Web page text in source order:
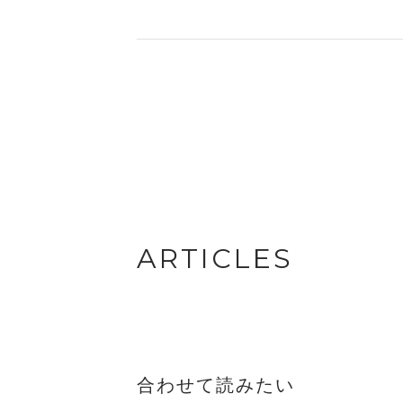
ARTICLES
合わせて読みたい